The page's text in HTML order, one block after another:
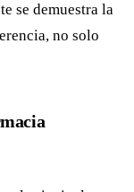
se demuestra la
no solo